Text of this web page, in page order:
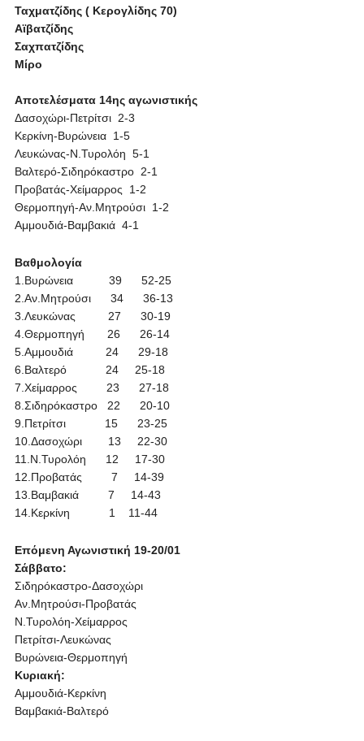
Ταχματζίδης ( Κερογλίδης 70)
Αϊβατζίδης
Σαχπατζίδης
Μίρο
Αποτελέσματα 14ης αγωνιστικής
Δασοχώρι-Πετρίτσι 2-3
Κερκίνη-Βυρώνεια 1-5
Λευκώνας-Ν.Τυρολόη 5-1
Βαλτερό-Σιδηρόκαστρο 2-1
Προβατάς-Χείμαρρος 1-2
Θερμοπηγή-Αν.Μητρούσι 1-2
Αμμουδιά-Βαμβακιά 4-1
Βαθμολογία
1.Βυρώνεια 39 52-25
2.Αν.Μητρούσι 34 36-13
3.Λευκώνας 27 30-19
4.Θερμοπηγή 26 26-14
5.Αμμουδιά 24 29-18
6.Βαλτερό 24 25-18
7.Χείμαρρος 23 27-18
8.Σιδηρόκαστρο 22 20-10
9.Πετρίτσι 15 23-25
10.Δασοχώρι 13 22-30
11.Ν.Τυρολόη 12 17-30
12.Προβατάς 7 14-39
13.Βαμβακιά 7 14-43
14.Κερκίνη 1 11-44
Επόμενη Αγωνιστική 19-20/01
Σάββατο:
Σιδηρόκαστρο-Δασοχώρι
Αν.Μητρούσι-Προβατάς
Ν.Τυρολόη-Χείμαρρος
Πετρίτσι-Λευκώνας
Βυρώνεια-Θερμοπηγή
Κυριακή:
Αμμουδιά-Κερκίνη
Βαμβακιά-Βαλτερό